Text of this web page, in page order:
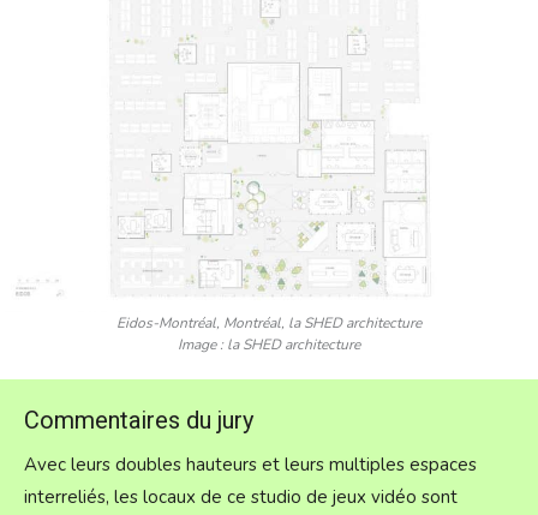
Eidos-Montréal, Montréal, la SHED architecture
Image : la SHED architecture
Commentaires du jury
Avec leurs doubles hauteurs et leurs multiples espaces
interreliés, les locaux de ce studio de jeux vidéo sont